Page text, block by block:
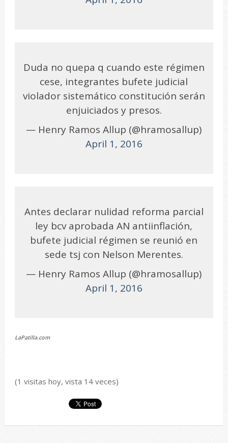
Duda no quepa q cuando este régimen
cese, integrantes bufete judicial
violador sistemático constitución serán
enjuiciados y presos.
— Henry Ramos Allup (@hramosallup)
April 1, 2016
Antes declarar nulidad reforma parcial
ley bcv aprobada AN antiinflación,
bufete judicial régimen se reunió en
sede tsj con Nelson Merentes.
— Henry Ramos Allup (@hramosallup)
April 1, 2016
LaPatilla.com
(1 visitas hoy, vista 14 veces)